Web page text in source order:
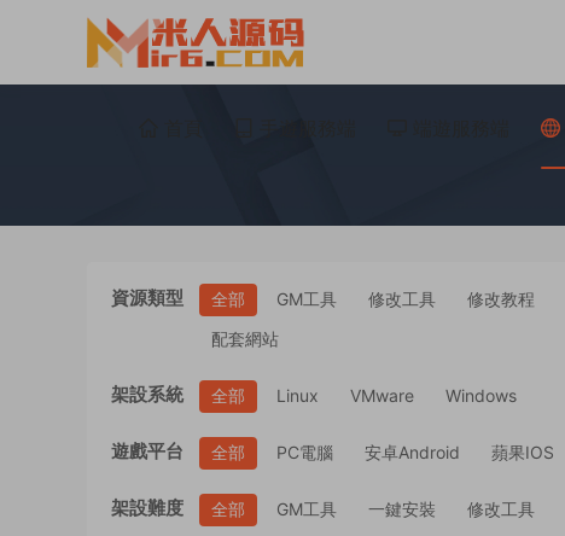
資源類型 全部 GM工具 修改工具 修改教程
配套網站
架設系統 全部 Linux VMware Windows
遊戲平台 全部 PC電腦 安卓Android 蘋果IOS
架設難度 全部 GM工具 一鍵安裝 修改工具